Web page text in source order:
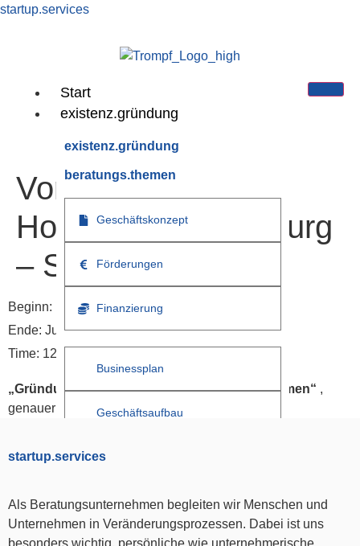
startup.services
Start
existenz.gründung
existenz.gründung
beratungs.themen
Geschäftskonzept
Förderungen
Finanzierung
Businessplan
Geschäftsaufbau
Kundengewinnung
Startup(1)
Nebenerwerb(1)
Vorlesung an der
Hochschule Offenburg
– SS2019
Beginn:
März 2019
Ende: Juli 2019
Time: 12:00 a.m. - 12:00 a.m.
„Gründung technologie-orientierter Unternehmen“ ,
genauer Termin folgt
startup.services
Als Beratungsunternehmen begleiten wir Menschen und
Unternehmen in Veränderungsprozessen. Dabei ist uns